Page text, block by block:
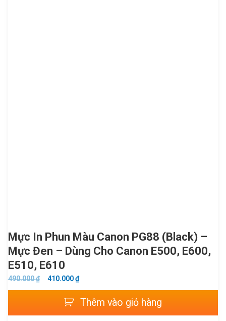
Mực In Phun Màu Canon PG88 (Black) –
Mực Đen – Dùng Cho Canon E500, E600,
E510, E610
490.000₫
GIÁ
GỐC
490.000 ₫.
410.000₫GIÁ
HIỆN
TẠI
LÀ:
Thêm vào giỏ hàng